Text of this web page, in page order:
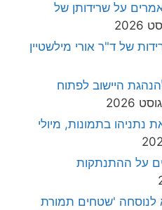
על שרידותן של
של ד"ר אורי מילשטיין
היישוב לפתוח
נתניהו בתמונות, מיולי
על ההתנתקות
לנוסחה 'שטחים תמורת